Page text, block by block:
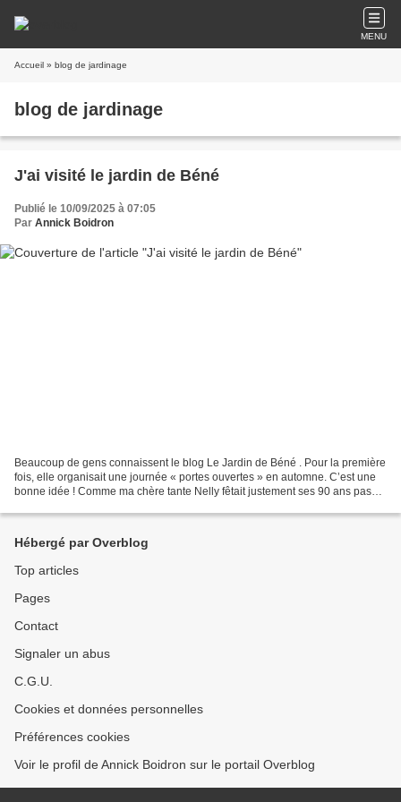
MENU
Accueil » blog de jardinage
blog de jardinage
J'ai visité le jardin de Béné
Publié le 10/09/2025 à 07:05
Par Annick Boidron
Beaucoup de gens connaissent le blog Le Jardin de Béné . Pour la première
fois, elle organisait une journée « portes ouvertes » en automne. C’est une
bonne idée ! Comme ma chère tante Nelly fêtait justement ses 90 ans pas
Hébergé par Overblog
Top articles
Pages
Contact
Signaler un abus
C.G.U.
Cookies et données personnelles
Préférences cookies
Voir le profil de Annick Boidron sur le portail Overblog